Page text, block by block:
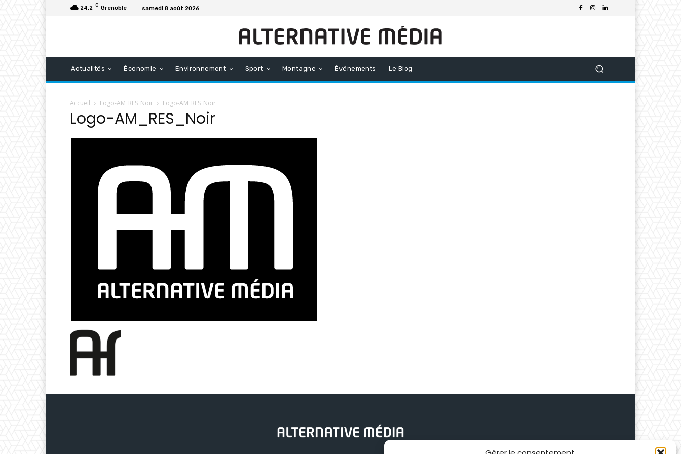
24.2 C Grenoble samedi 8 août 2026
Actualités Économie Environnement Sport Montagne Événements Le Blog
Accueil Logo-AM_RES_Noir Logo-AM_RES_Noir
Logo-AM_RES_Noir